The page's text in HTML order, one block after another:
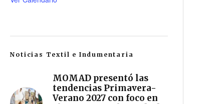
Noticias Textil e Indumentaria
MOMAD presentó las
tendencias Primavera-
Verano 2027 con foco en